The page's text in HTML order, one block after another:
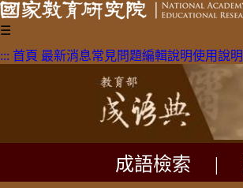
☰
::: 首頁 最新消息常見問題編輯說明使用說明
成語檢索